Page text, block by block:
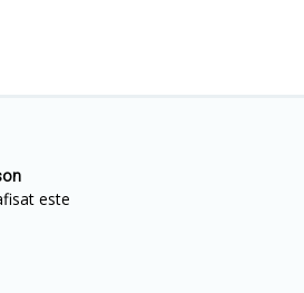
este